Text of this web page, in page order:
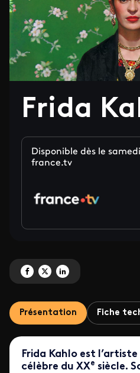
Frida
Disponible dès le
france.tv
Partagez 'Frida Kahlo' sur Facebook
Partagez 'Frida Kahlo' sur X
Partagez 'Frida Kahlo' sur
Présentation Fiche
Frida Kahlo est
célèbre du XXe siècle.